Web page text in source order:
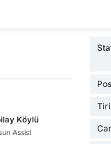
Köylü
Assist
Tiri